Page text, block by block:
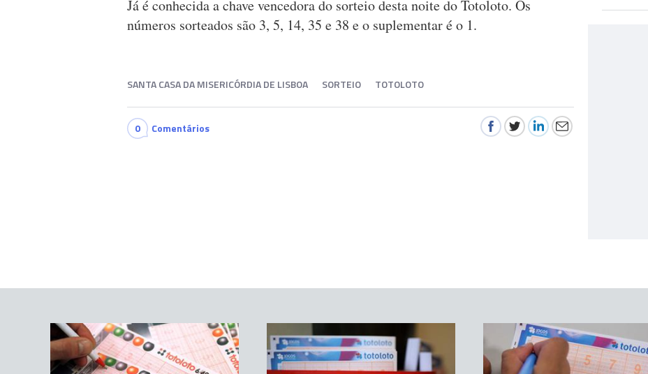
Já é conhecida a chave vencedora do sorteio desta noite do Totoloto. Os
números sorteados são 3, 5, 14, 35 e 38 e o suplementar é o 1.
SANTA CASA DA MISERICÓRDIA DE LISBOA SORTEIO TOTOLOTO
0 Comentários